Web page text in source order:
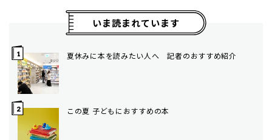
いま読まれています
夏休みに本を読みたい人へ 記者のおすすめ紹介
この夏 子どもにおすすめの本